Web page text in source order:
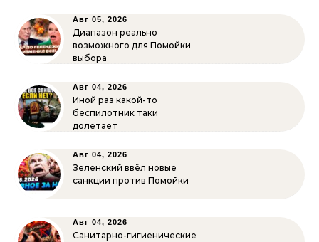
Авг 05, 2026
Диапазон реально
возможного для Помойки
выбора
Авг 04, 2026
Иной раз какой-то
беспилотник таки
долетает
Авг 04, 2026
Зеленский ввёл новые
санкции против Помойки
Авг 04, 2026
Санитарно-гигиенические